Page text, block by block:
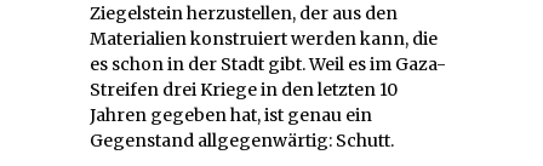
Ziegelstein herzustellen, der aus den
Materialien konstruiert werden kann, die
es schon in der Stadt gibt. Weil es im Gaza-
Streifen drei Kriege in den letzten 10
Jahren gegeben hat, ist genau ein
Gegenstand allgegenwärtig: Schutt.